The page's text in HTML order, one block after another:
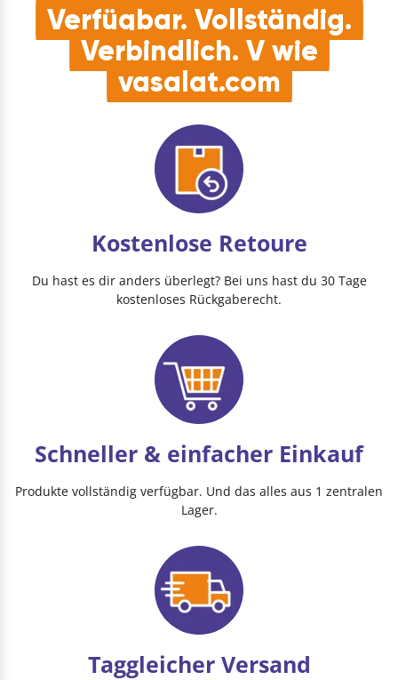
Verfügbar. Vollständig.
Verbindlich. V wie
vasalat.com
Kostenlose Retoure
Du hast es dir anders überlegt? Bei uns hast du 30 Tage
kostenloses Rückgaberecht.
Schneller & einfacher Einkauf
Produkte vollständig verfügbar. Und das alles aus 1 zentralen
Lager.
Taggleicher Versand